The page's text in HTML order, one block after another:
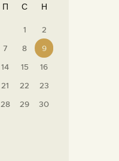
П С Н
1
2
7 8
9
14 15
16
21 22
23
28 29
30